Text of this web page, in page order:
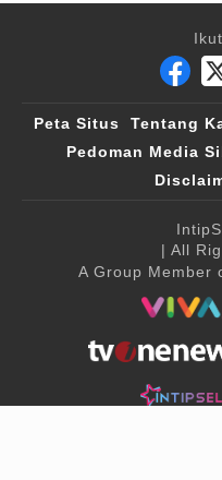
Peta Situs Tentang
Pedoman Media
| All
A Group Member